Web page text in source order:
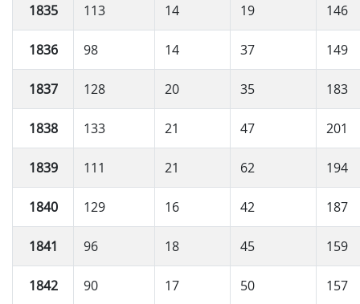
1835 113 14 19 146
1836 98 14 37 149
1837 128 20 35 183
1838 133 21 47 201
1839 111 21 62 194
1840 129 16 42 187
1841 96 18 45 159
1842 90 17 50 157